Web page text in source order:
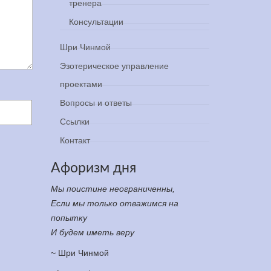
тренера
Консультации
Шри Чинмой
Эзотерическое управление
проектами
Вопросы и ответы
Ссылки
Контакт
Афоризм дня
Мы поистине неограниченны,
Если мы только отважимся на
попытку
И будем иметь веру
~ Шри Чинмой